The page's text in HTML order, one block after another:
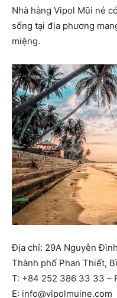
Nhà hàng Vipol Mũi né
sống tại địa phương
miệng.
Địa chỉ: 29A Nguyễn
Thành phố Phan Thiết,
T: +84 252 386 33 33 –
E: info@vipolmuine.com